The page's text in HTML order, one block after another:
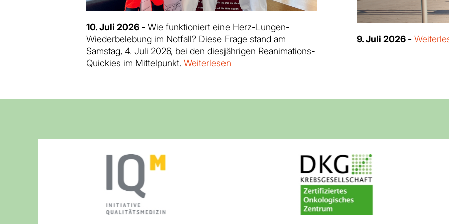
10. Juli 2026 - Wie funktioniert eine Herz-Lungen-
Wiederbelebung im Notfall? Diese Frage stand am
Samstag, 4. Juli 2026, bei den diesjährigen Reanimations-
Quickies im Mittelpunkt. Weiterlesen
9. Juli 2026 -